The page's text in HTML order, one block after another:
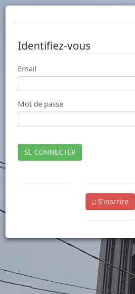
Identifiez-vous
Email
Mot de passe
SE CONNECTER
S'inscrire